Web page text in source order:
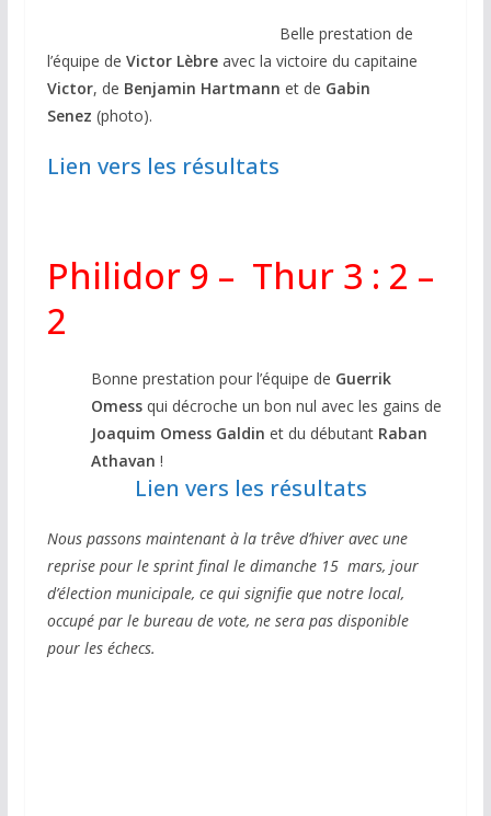
Belle prestation de
l’équipe de Victor Lèbreavec la victoire du capitaine
Victor, de Benjamin Hartmann et de Gabin
Senez (photo).
Lien vers les résultats
Philidor 9 – Thur 3 : 2 –
2
Bonne prestation pour l’équipe de Guerrik
Omessqui décroche un bon nul avec les gains de
Joaquim Omess Galdin et du débutant Raban
Athavan !
Lien vers les résultats
Nous passons maintenant à la trêve d’hiver avec une
reprise pour le sprint final le dimanche 15 mars, jour
d’élection municipale, ce qui signifie que notre local,
occupé par le bureau de vote, ne sera pas disponible
pour les échecs.